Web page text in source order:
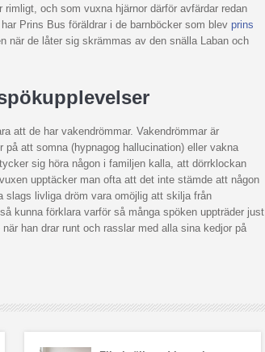
och som vuxna hjärnor därför avfärdar redan
Prins Bus föräldrar i de barnböcker som blev prins
när de låter sig skrämmas av den snälla Laban och
att de har vakendrömmar. Vakendrömmar är
att somna (hypnagog hallucination) eller vakna
sig höra någon i familjen kalla, att dörrklockan
upptäcker man ofta att det inte stämde att någon
slags livliga dröm vara omöjlig att skilja från
kunna förklara varför så många spöken uppträder just
han drar runt och rasslar med alla sina kedjor på